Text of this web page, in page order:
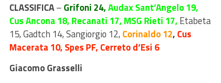
CLASSIFICA– Grifoni 24,Audax Sant’Angelo 19,
Cus Ancona 18, Recanati 17, MSG Rieti 17, Etabeta
15, Gadtch 14,Sangiorgio 12, Corinaldo 12, Cus
Macerata 10, Spes PF, Cerreto d’Esi 6
Giacomo Grasselli